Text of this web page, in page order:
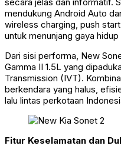
mendukung Android Auto
wireless charging, push
untuk menunjang gaya
Dari sisi performa, New
Gamma II 1.5L yang
Transmission (IVT).
berkendara yang halus,
lalu lintas perkotaan
Fitur Keselamatan dan